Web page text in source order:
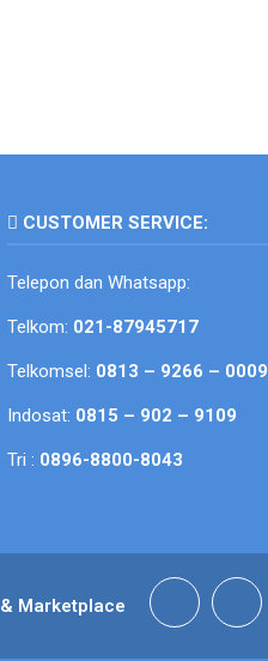
CUSTOMER SERVICE:
Telepon dan Whatsapp:
Telkom: 021-87945717
Telkomsel: 0813 – 9266 – 0009
Indosat: 0815 – 902 – 9109
Tri : 0896-8800-8043
Marketplace